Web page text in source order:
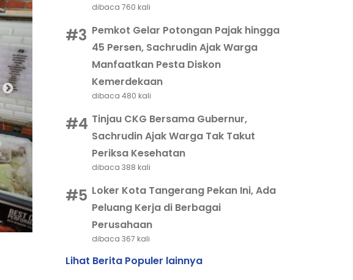
dibaca 760 kali
#3 Pemkot Gelar Potongan Pajak hingga
45 Persen, Sachrudin Ajak Warga
Manfaatkan Pesta Diskon
Kemerdekaan
dibaca 480 kali
#4 Tinjau CKG Bersama Gubernur,
Sachrudin Ajak Warga Tak Takut
Periksa Kesehatan
dibaca 388 kali
#5 Loker Kota Tangerang Pekan Ini, Ada
Peluang Kerja di Berbagai
Perusahaan
dibaca 367 kali
Lihat Berita Populer lainnya